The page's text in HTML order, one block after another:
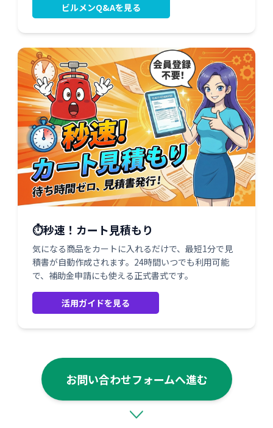
ビルメンQ&Aを見る
⏱️秒速！カート見積もり
気になる商品をカートに入れるだけで、最短1分で見
積書が自動作成されます。24時間いつでも利用可能
で、補助金申請にも使える正式書式です。
活用ガイドを見る
お問い合わせフォームへ進む